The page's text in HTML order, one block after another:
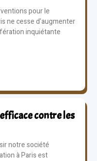
pour le
ne cesse d’augmenter
inquiétante
contre les
notre société
à Paris est